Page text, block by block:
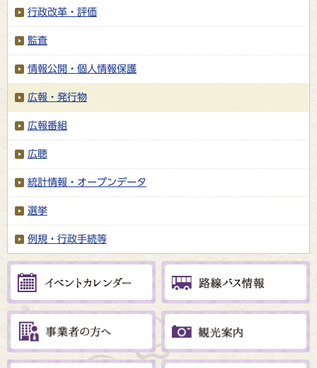
行政改革・評価
監査
情報公開・個人情報保護
広報・発行物
広報番組
広聴
統計情報・オープンデータ
選挙
例規・行政手続等